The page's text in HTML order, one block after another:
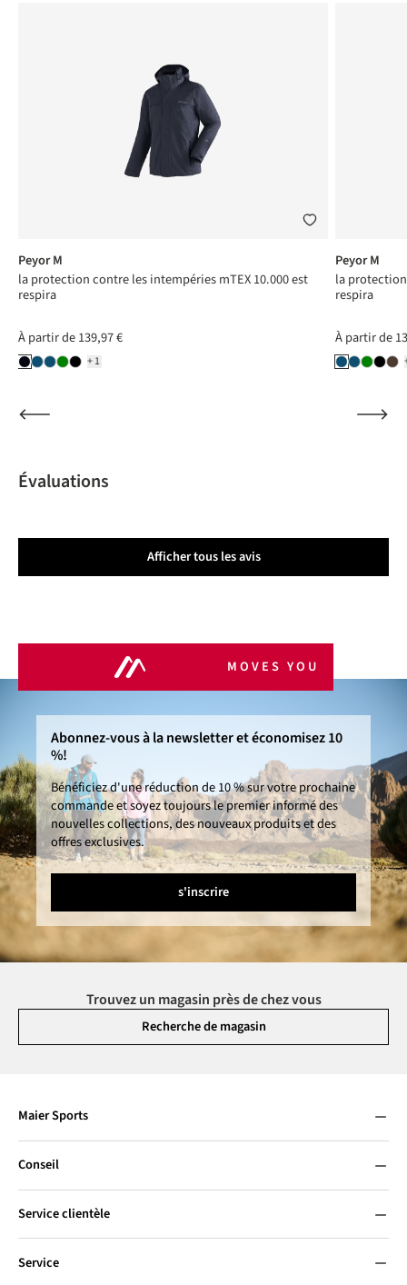
+1
Peyor M
la protection contre les intempéries mTEX 10.000 est
respira
À partir de139,97 €
Peyor M
la
respira
À partir de
Évaluations
Afficher tous les avis
MOVES YOU
Abonnez-vous à la newsletter et économisez 10
%!
Bénéficiez d'une réduction de 10 % sur votre prochaine
commande et soyez toujours le premier informé des
nouvelles collections, des nouveaux produits et des
offres exclusives.
s'inscrire
Trouvez un magasin près de chez vous
Recherche de magasin
Maier Sports
Conseil
Service clientèle
Service